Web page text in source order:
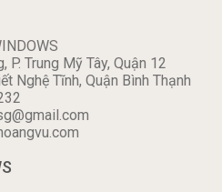
P. Trung Mỹ Tây, Quận 12
Nghệ Tĩnh, Quận Bình Thạnh